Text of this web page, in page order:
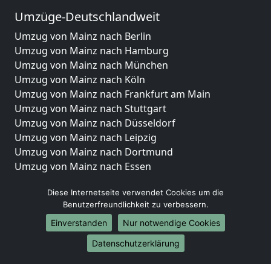
Umzüge-Deutschlandweit
Umzug von Mainz nach Berlin
Umzug von Mainz nach Hamburg
Umzug von Mainz nach München
Umzug von Mainz nach Köln
Umzug von Mainz nach Frankfurt am Main
Umzug von Mainz nach Stuttgart
Umzug von Mainz nach Düsseldorf
Umzug von Mainz nach Leipzig
Umzug von Mainz nach Dortmund
Umzug von Mainz nach Essen
Umzug von Mainz nach Dresden
Umzug von Mainz nach Hannover
Umzug von Mainz nach Nürnberg
Umzug von Mainz nach Duisburg
Umzug von Mainz nach Bochum
Diese Internetseite verwendet Cookies um die
Benutzerfreundlichkeit zu verbessern.
Einverstanden
Nur notwendige Cookies
Datenschutzerklärung